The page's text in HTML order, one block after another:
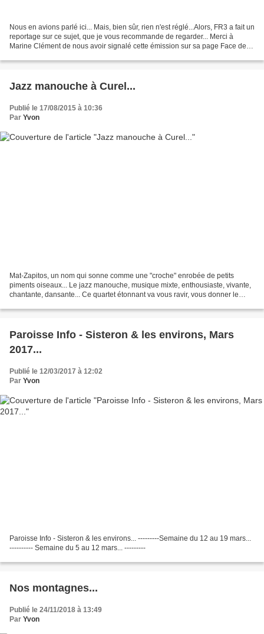
Nous en avions parlé ici... Mais, bien sûr, rien n'est réglé...Alors, FR3 a fait un
reportage sur ce sujet, que je vous recommande de regarder... Merci à
Marine Clément de nous avoir signalé cette émission sur sa page Face de
Jazz manouche à Curel...
Publié le 17/08/2015 à 10:36
Par Yvon
Mat-Zapitos, un nom qui sonne comme une "croche" enrobée de petits
piments oiseaux... Le jazz manouche, musique mixte, enthousiaste, vivante,
chantante, dansante... Ce quartet étonnant va vous ravir, vous donner le
Paroisse Info - Sisteron & les environs, Mars
2017...
Publié le 12/03/2017 à 12:02
Par Yvon
Paroisse Info - Sisteron & les environs... ---------Semaine du 12 au 19 mars...
---------- Semaine du 5 au 12 mars... ---------
Nos montagnes...
Publié le 24/11/2018 à 13:49
Par Yvon